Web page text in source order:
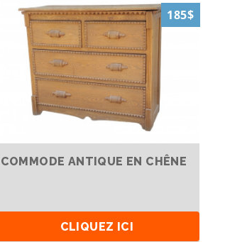
185$
COMMODE ANTIQUE EN CHÊNE
CLIQUEZ ICI